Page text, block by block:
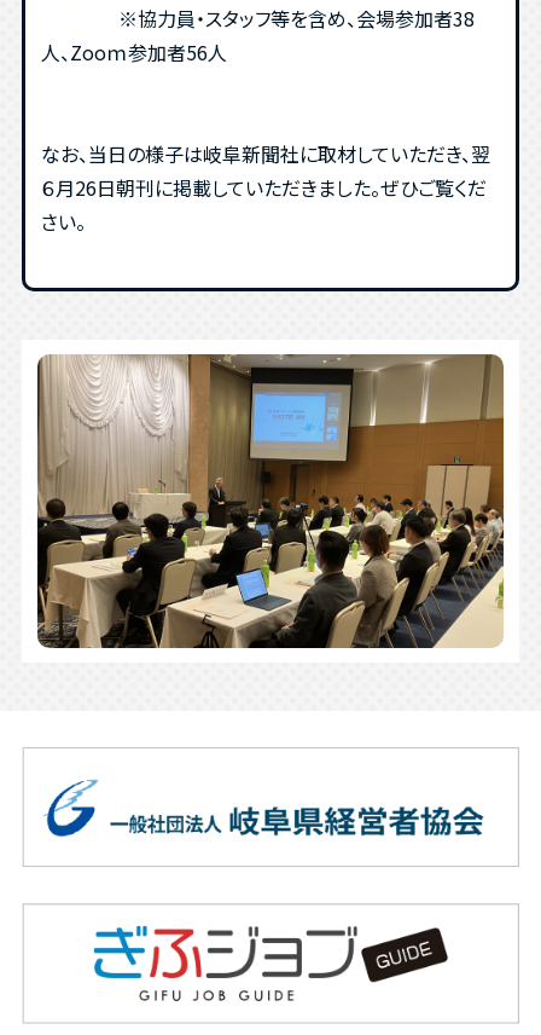
※協力員・スタッフ等を含め、会場参加者38
人、Zooｍ参加者56人
なお、当日の様子は岐阜新聞社に取材していただき、翌
６月26日朝刊に掲載していただきました。ぜひご覧くだ
さい。